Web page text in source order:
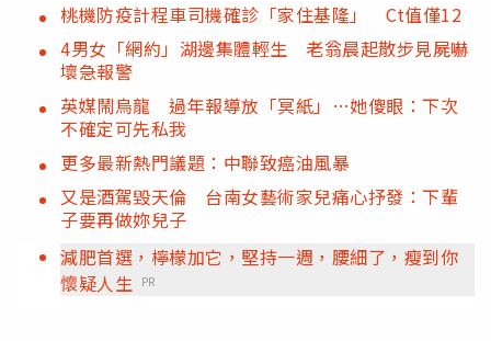
桃機防疫計程車司機確診「家住基隆」 Ct值僅12
4男女「網約」湖邊集體輕生 老翁晨起散步見屍嚇
壞急報警
英媒鬧烏龍 過年報導放「冥紙」…她傻眼：下次
不確定可先私我
更多最新熱門議題：中聯致癌油風暴
又是酒駕毀天倫 台南女藝術家兒痛心抒發：下輩
子要再做妳兒子
減肥首選，檸檬加它，堅持一週，腰細了，瘦到你
懷疑人生 PR